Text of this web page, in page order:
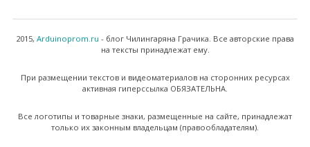
2015, Arduinoprom.ru - блог Чилингаряна Грачика. Все авторские права
на тексты принадлежат ему.
При размещении текстов и видеоматериалов на сторонних ресурсах
активная гиперссылка ОБЯЗАТЕЛЬНА.
Все логотипы и товарные знаки, размещенные на сайте, принадлежат
только их законным владельцам (правообладателям).